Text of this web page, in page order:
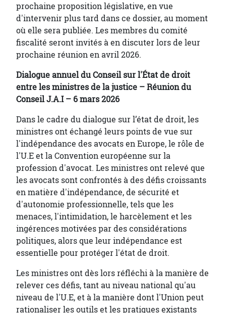
prochaine proposition législative, en vue
d'intervenir plus tard dans ce dossier, au moment
où elle sera publiée. Les membres du comité
fiscalité seront invités à en discuter lors de leur
prochaine réunion en avril 2026.
Dialogue annuel du Conseil sur l'État de droit
entre les ministres de la justice – Réunion du
Conseil J.A.I – 6 mars 2026
Dans le cadre du dialogue sur l’état de droit, les
ministres ont échangé leurs points de vue sur
l'indépendance des avocats en Europe, le rôle de
l'U.E et la Convention européenne sur la
profession d'avocat. Les ministres ont relevé que
les avocats sont confrontés à des défis croissants
en matière d'indépendance, de sécurité et
d'autonomie professionnelle, tels que les
menaces, l'intimidation, le harcèlement et les
ingérences motivées par des considérations
politiques, alors que leur indépendance est
essentielle pour protéger l'état de droit.
Les ministres ont dès lors réfléchi à la manière de
relever ces défis, tant au niveau national qu'au
niveau de l'U.E, et à la manière dont l'Union peut
rationaliser les outils et les pratiques existants